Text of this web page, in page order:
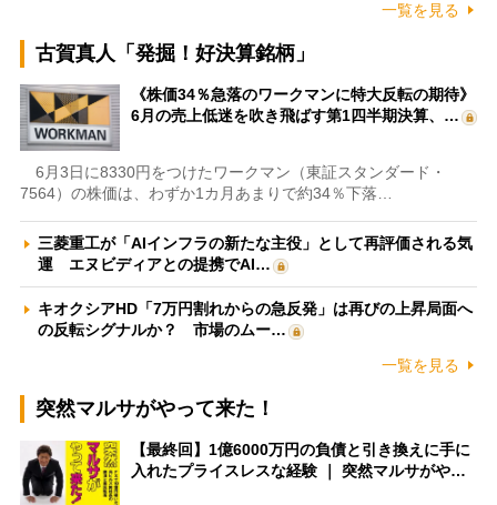
一覧を見る
古賀真人「発掘！好決算銘柄」
《株価34％急落のワークマンに特大反転の期待》
6月の売上低迷を吹き飛ばす第1四半期決算、…
6月3日に8330円をつけたワークマン（東証スタンダード・
7564）の株価は、わずか1カ月あまりで約34％下落…
三菱重工が「AIインフラの新たな主役」として再評価される気
運 エヌビディアとの提携でAI…
キオクシアHD「7万円割れからの急反発」は再びの上昇局面へ
の反転シグナルか？ 市場のムー…
一覧を見る
突然マルサがやって来た！
【最終回】1億6000万円の負債と引き換えに手に
入れたプライスレスな経験 ｜ 突然マルサがや…